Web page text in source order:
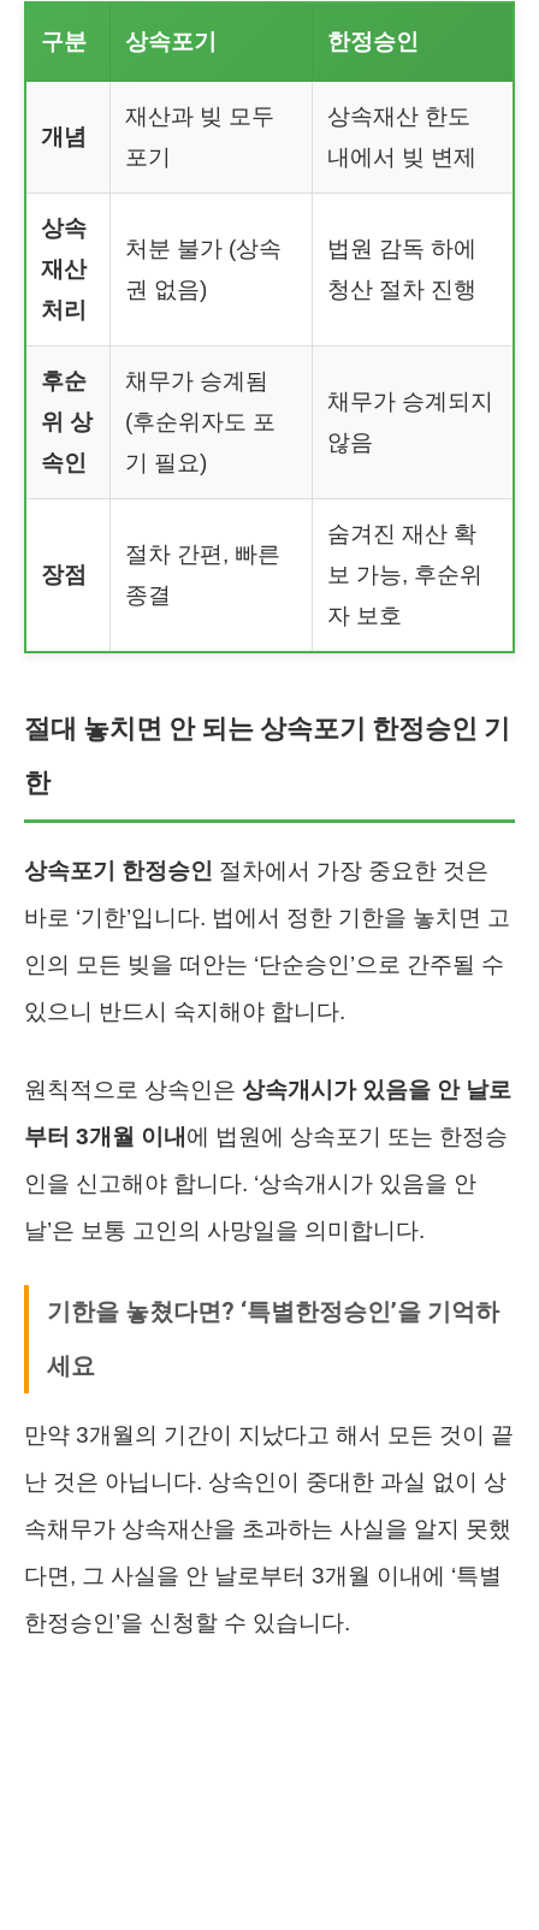
구분 상속포기 한정승인
개념
재산과 빚 모두
포기
상속재산 한도
내에서 빚 변제
상속
재산
처리
처분 불가 (상속
권 없음)
법원 감독 하에
청산 절차 진행
후순
위 상
속인
채무가 승계됨
(후순위자도 포
기 필요)
채무가 승계되지
않음
장점
절차 간편, 빠른
종결
숨겨진 재산 확
보 가능, 후순위
자 보호
절대 놓치면 안 되는 상속포기 한정승인 기
한
상속포기 한정승인 절차에서 가장 중요한 것은
바로 ‘기한’입니다. 법에서 정한 기한을 놓치면 고
인의 모든 빚을 떠안는 ‘단순승인’으로 간주될 수
있으니 반드시 숙지해야 합니다.
원칙적으로 상속인은 상속개시가 있음을 안 날로
부터 3개월 이내 에 법원에 상속포기 또는 한정승
인을 신고해야 합니다. ‘상속개시가 있음을 안
날’은 보통 고인의 사망일을 의미합니다.
기한을 놓쳤다면? ‘특별한정승인’을 기억하
세요
만약 3개월의 기간이 지났다고 해서 모든 것이 끝
난 것은 아닙니다. 상속인이 중대한 과실 없이 상
속채무가 상속재산을 초과하는 사실을 알지 못했
다면, 그 사실을 안 날로부터 3개월 이내에 ‘특별
한정승인’을 신청할 수 있습니다.